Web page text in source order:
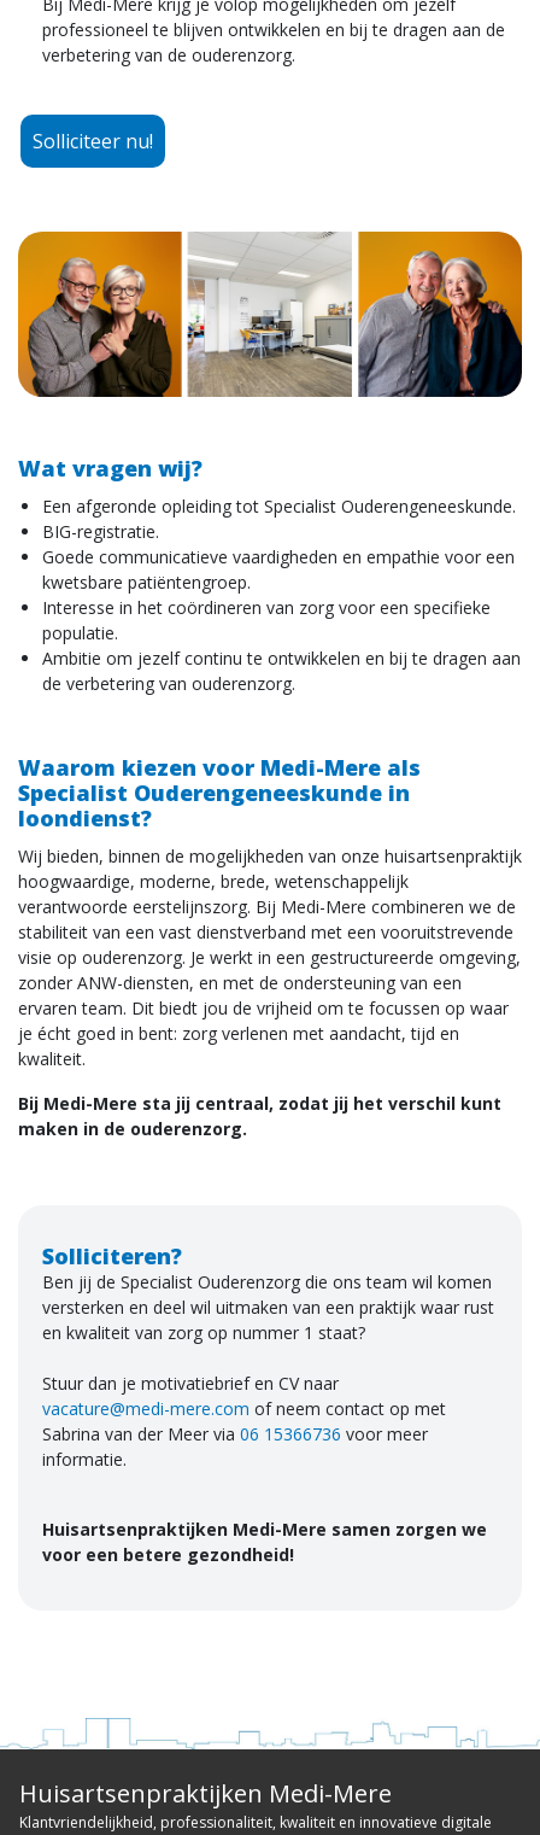
professioneel te blijven ontwikkelen en bij te dragen aan de
verbetering van de ouderenzorg.
Solliciteer nu!
Wat vragen wij?
Een afgeronde opleiding tot Specialist Ouderengeneeskunde.
BIG-registratie.
Goede communicatieve vaardigheden en empathie voor een
kwetsbare patiëntengroep.
Interesse in het coördineren van zorg voor een specifieke
populatie.
Ambitie om jezelf continu te ontwikkelen en bij te dragen aan
de verbetering van ouderenzorg.
Waarom kiezen voor Medi-Mere als
Specialist Ouderengeneeskunde in
loondienst?
Wij bieden, binnen de mogelijkheden van onze huisartsenpraktijk
hoogwaardige, moderne, brede, wetenschappelijk
verantwoorde eerstelijnszorg. Bij Medi-Mere combineren we de
stabiliteit van een vast dienstverband met een vooruitstrevende
visie op ouderenzorg. Je werkt in een gestructureerde omgeving,
zonder ANW-diensten, en met de ondersteuning van een
ervaren team. Dit biedt jou de vrijheid om te focussen op waar
je écht goed in bent: zorg verlenen met aandacht, tijd en
kwaliteit.
Bij Medi-Mere sta jij centraal, zodat jij het verschil kunt
maken in de ouderenzorg.
Solliciteren?
Ben jij de Specialist Ouderenzorg die ons team wil komen
versterken en deel wil uitmaken van een praktijk waar rust
en kwaliteit van zorg op nummer 1 staat?
Stuur dan je motivatiebrief en CV naar
vacature@medi-mere.com of neem contact op met
Sabrina van der Meer via 06 15366736 voor meer
informatie.
Huisartsenpraktijken Medi-Mere samen zorgen we
voor een betere gezondheid!
Huisartsenpraktijken Medi-Mere
Klantvriendelijkheid, professionaliteit, kwaliteit en innovatieve digitale